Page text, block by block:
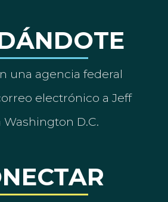
una agencia federal
electrónico a Jeff
Washington D.C.